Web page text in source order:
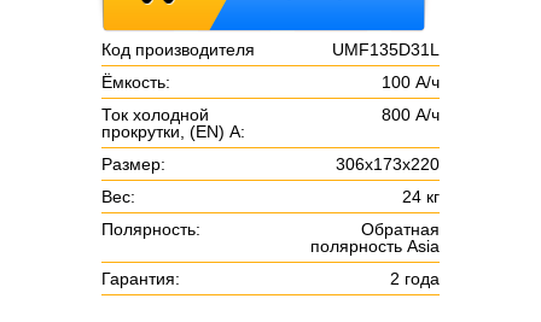
Код производителя
UMF135D31L
Ёмкость:
100 А/ч
Ток холодной
прокрутки, (EN) А:
800 А/ч
Размер:
306х173х220
Вес:
24 кг
Полярность:
Обратная
полярность Asia
Гарантия:
2 года